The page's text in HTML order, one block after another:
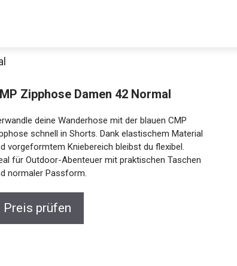
Zipphose Damen 42 Normal
deine Wanderhose mit der blauen CMP
schnell in Shorts. Dank elastischem Material
vorgeformtem Kniebereich bleibst du flexibel.
für Outdoor-Abenteuer mit praktischen Taschen
normaler Passform.
Preis prüfen